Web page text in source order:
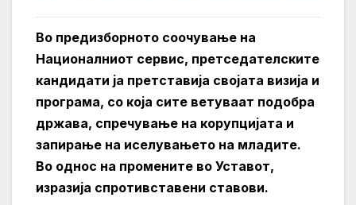
Во предизборното соочување на
Националниот сервис, претседателските
кандидати ја претставија својата визија и
програма, со која сите ветуваат подобра
држава, спречување на корупцијата и
запирање на иселувањето на младите.
Во однос на промените во Уставот,
изразија спротивставени ставови.